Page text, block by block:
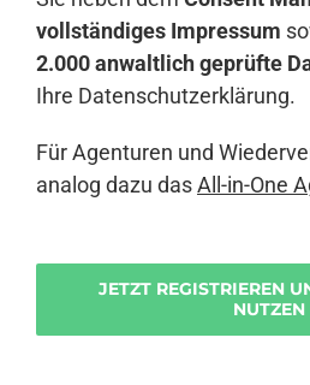
vollständiges Impressum
2.000 anwaltlich geprüfte
Ihre Datenschutzerklärung.
Für Agenturen und
analog dazu dasAll-in-One
JETZT REGISTRIEREN
NUTZEN